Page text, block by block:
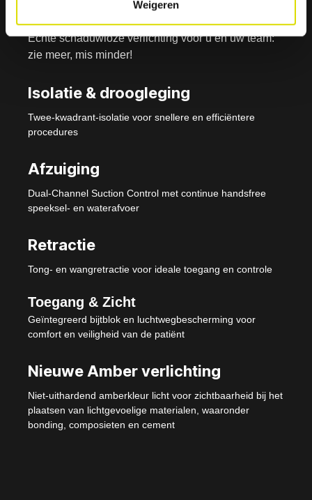
Weigeren
Echte schaduwloze verlichting voor u en uw team:
zie meer, mis minder!
Isolatie & droogleging
Twee-kwadrant-isolatie voor snellere en efficiëntere
procedures
Afzuiging
Dual-Channel Suction Control met continue handsfree
speeksel- en waterafvoer
Retractie
Tong- en wangretractie voor ideale toegang en controle
Toegang & Zicht
Geïntegreerd bijtblok en luchtwegbescherming voor
comfort en veiligheid van de patiënt
Nieuwe Amber verlichting
Niet-uithardend amberkleur licht voor zichtbaarheid bij het
plaatsen van lichtgevoelige materialen, waaronder
bonding, composieten en cement